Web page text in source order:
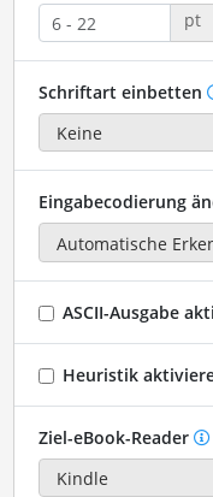
pt
Schriftart einbetten
Eingabecodierung
ASCII-Ausgabe
Heuristik
Ziel-eBook-Reader